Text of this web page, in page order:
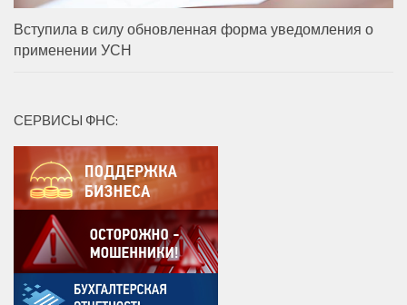
Вступила в силу обновленная форма уведомления о
применении УСН
СЕРВИСЫ ФНС: